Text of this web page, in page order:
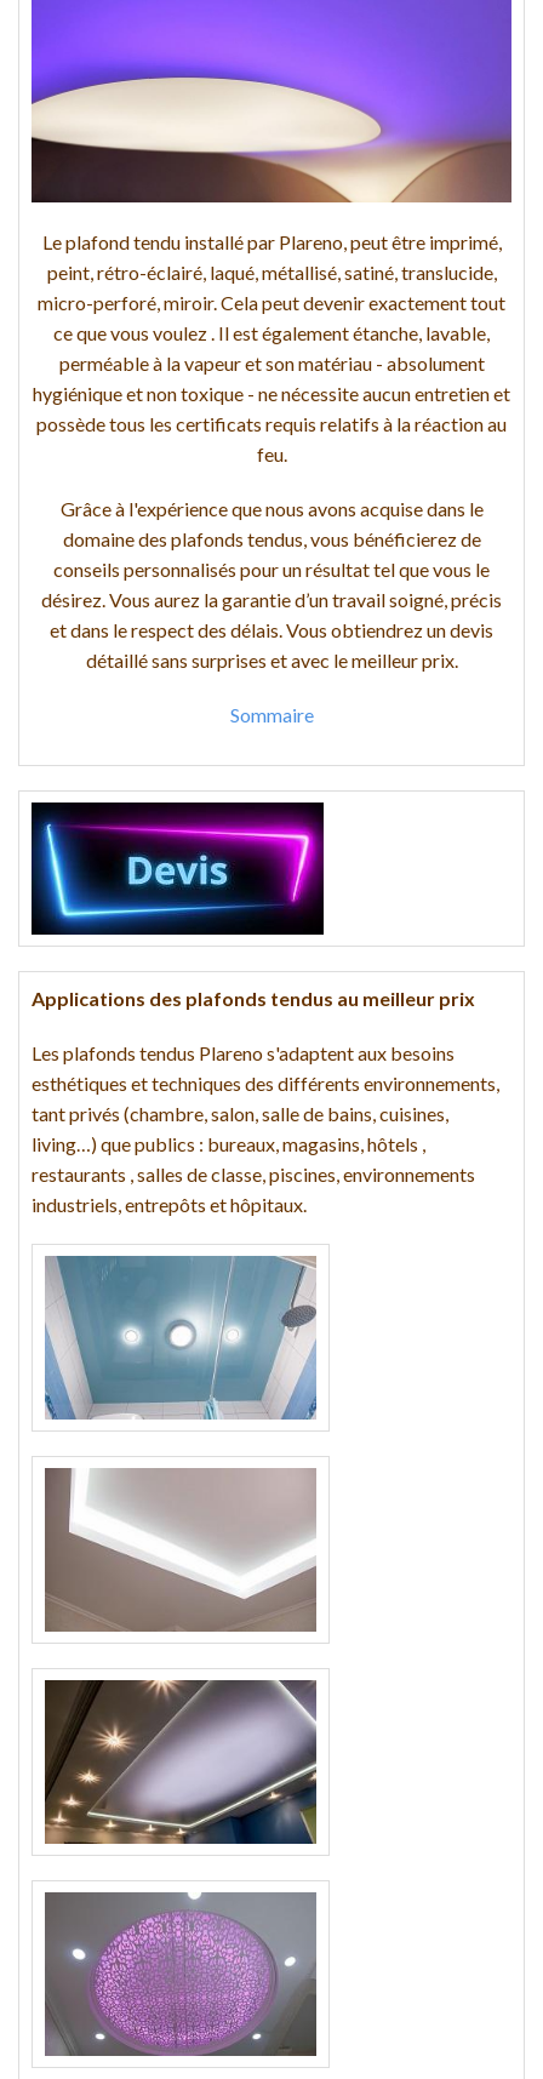
Le plafond tendu installé par Plareno, peut être imprimé,
peint, rétro-éclairé, laqué, métallisé, satiné, translucide,
micro-perforé, miroir. Cela peut devenir exactement tout
ce que vous voulez . Il est également étanche, lavable,
perméable à la vapeur et son matériau - absolument
hygiénique et non toxique - ne nécessite aucun entretien et
possède tous les certificats requis relatifs à la réaction au
feu.
Grâce à l'expérience que nous avons acquise dans le
domaine des plafonds tendus, vous bénéficierez de
conseils personnalisés pour un résultat tel que vous le
désirez. Vous aurez la garantie d’un travail soigné, précis
et dans le respect des délais. Vous obtiendrez un devis
détaillé sans surprises et avec le meilleur prix.
Sommaire
Applications des plafonds tendus au meilleur prix
Les plafonds tendus Plareno s'adaptent aux besoins
esthétiques et techniques des différents environnements,
tant privés (chambre, salon, salle de bains, cuisines,
living…) que publics : bureaux, magasins, hôtels ,
restaurants , salles de classe, piscines, environnements
industriels, entrepôts et hôpitaux.